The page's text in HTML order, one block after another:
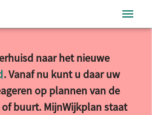
naar het nieuwe
. Vanaf nu kunt u daar uw
op plannen van de
buurt. MijnWijkplan staat